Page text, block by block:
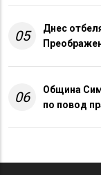
05
Днес
06
Община
по повод